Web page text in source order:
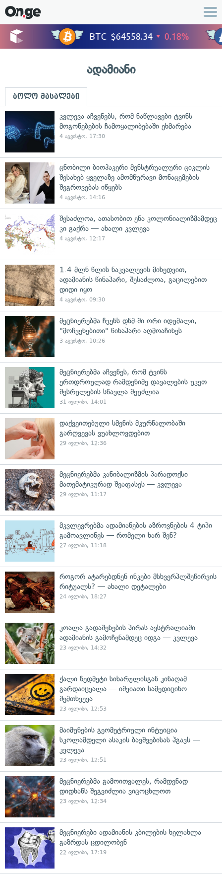
ადამიანი
ბოლო მასალები
კვლევა აჩვენებს, რომ ნაწლავები ტვინს
მოგონებების ჩამოყალიბებაში ეხმარება
4 აგვისტო, 17:30
ცნობილი ბიოჰაკერი მენსტრუალური ციკლის
შესახებ ყველაზე ამომწურავი მონაცემების
შეგროვებას იწყებს
4 აგვისტო, 14:16
შესაძლოა, ათასობით ენა კოლონიალიზმამდეც
კი გაქრა — ახალი კვლევა
4 აგვისტო, 12:17
1.4 მლნ წლის ნაკვალევის მიხედვით,
ადამიანის წინაპარი, შესაძლოა, გაცილებით
დიდი იყო
4 აგვისტო, 09:30
მეცნიერებმა ჩვენს დნმ-ში ორი იდუმალი,
"მოჩვენებითი" წინაპარი აღმოაჩინეს
3 აგვისტო, 10:26
მეცნიერებმა აჩვენეს, რომ ტვინს
ერთდროულად რამდენიმე დავალების უკეთ
შესრულების სწავლა შეუძლია
31 ივლისი, 14:01
დაქვეითებული სმენის მკურნალობაში
გარღვევას ვუახლოვდებით
29 ივლისი, 12:36
მეცნიერებმა კანიბალიზმის პარადოქსი
მათემატიკურად შეაფასეს — კვლევა
29 ივლისი, 11:17
მკვლევრებმა ადამიანების აზროვნების 4 ტიპი
გამოავლინეს — რომელი ხარ შენ?
27 ივლისი, 11:18
როგორ ატარებდნენ ინკები მსხვერპლშეწირვის
რიტუალს? — ახალი დეტალები
24 ივლისი, 18:27
კოალა გადაშენების პირას ავსტრალიაში
ადამიანის გამოჩენამდეც იდგა — კვლევა
23 ივლისი, 14:32
ქალი ზედმეტი სიხარულისგან კინაღამ
გარდაიცვალა — იშვიათი სამედიცინო
შემთხვევა
23 ივლისი, 12:53
მაიმუნების გეომეტრიული ინტუიცია
სკოლამდელი ასაკის ბავშვებისას ჰგავს —
კვლევა
23 ივლისი, 12:51
მეცნიერებმა გამოითვალეს, რამდენად
დიდხანს შეგვიძლია ვიცოცხლოთ
23 ივლისი, 12:34
მეცნიერები ადამიანის კბილების ხელახლა
გაზრდას ცდილობენ
22 ივლისი, 17:19